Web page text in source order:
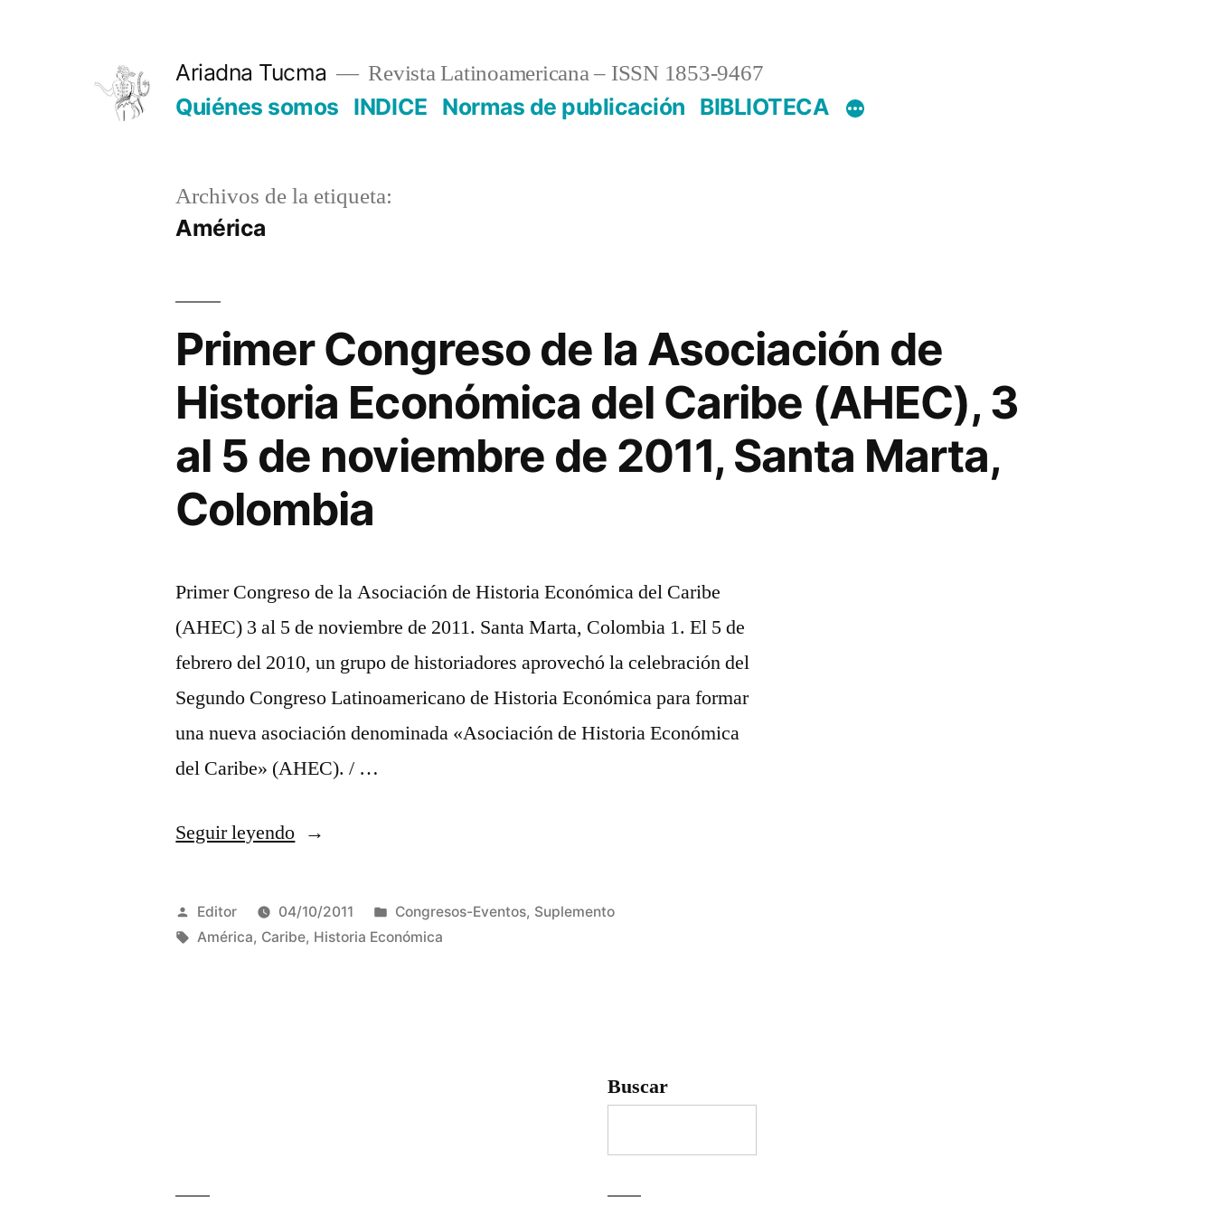
Ariadna Tucma Revista Latinoamericana – ISSN 1853-9467
Quiénes somos INDICE Normas de publicación BIBLIOTECA
Archivos de la etiqueta:
América
Primer Congreso de la Asociación de
Historia Económica del Caribe (AHEC), 3
al 5 de noviembre de 2011, Santa Marta,
Colombia
Primer Congreso de la Asociación de Historia Económica del Caribe
(AHEC) 3 al 5 de noviembre de 2011. Santa Marta, Colombia 1. El 5 de
febrero del 2010, un grupo de historiadores aprovechó la celebración del
Segundo Congreso Latinoamericano de Historia Económica para formar
una nueva asociación denominada «Asociación de Historia Económica
del Caribe» (AHEC). / …
Seguir leyendo«Primer
de
la
Publicado
por
Editor 04/10/2011
Publicado
en
Congresos-Eventos, Suplemento
Etiquetas:
América, Caribe, Historia Económica
Buscar